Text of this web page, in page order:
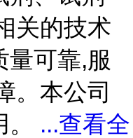
关的技术
量可靠,服
。本公司
...查看全